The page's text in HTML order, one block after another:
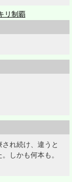
リ制覇
れ続け、違うと
しかも何本も。